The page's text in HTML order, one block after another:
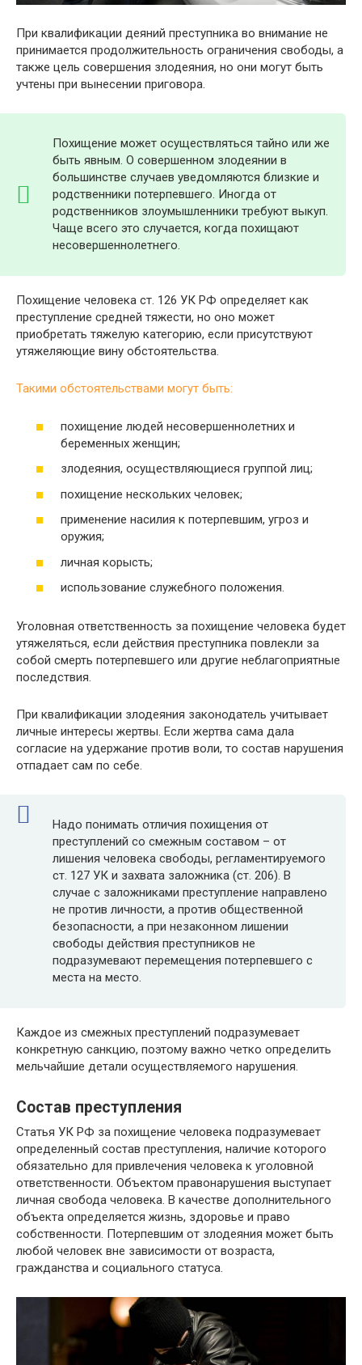
При квалификации деяний преступника во внимание не
принимается продолжительность ограничения свободы, а
также цель совершения злодеяния, но они могут быть
учтены при вынесении приговора.
Похищение может осуществляться тайно или же
быть явным. О совершенном злодеянии в
большинстве случаев уведомляются близкие и
родственники потерпевшего. Иногда от
родственников злоумышленники требуют выкуп.
Чаще всего это случается, когда похищают
несовершеннолетнего.
Похищение человека ст. 126 УК РФ определяет как
преступление средней тяжести, но оно может
приобретать тяжелую категорию, если присутствуют
утяжеляющие вину обстоятельства.
Такими обстоятельствами могут быть:
похищение людей несовершеннолетних и
беременных женщин;
злодеяния, осуществляющиеся группой лиц;
похищение нескольких человек;
применение насилия к потерпевшим, угроз и
оружия;
личная корысть;
использование служебного положения.
Уголовная ответственность за похищение человека будет
утяжеляться, если действия преступника повлекли за
собой смерть потерпевшего или другие неблагоприятные
последствия.
При квалификации злодеяния законодатель учитывает
личные интересы жертвы. Если жертва сама дала
согласие на удержание против воли, то состав нарушения
отпадает сам по себе.
Надо понимать отличия похищения от
преступлений со смежным составом – от
лишения человека свободы, регламентируемого
ст. 127 УК и захвата заложника (ст. 206). В
случае с заложниками преступление направлено
не против личности, а против общественной
безопасности, а при незаконном лишении
свободы действия преступников не
подразумевают перемещения потерпевшего с
места на место.
Каждое из смежных преступлений подразумевает
конкретную санкцию, поэтому важно четко определить
мельчайшие детали осуществляемого нарушения.
Состав преступления
Статья УК РФ за похищение человека подразумевает
определенный состав преступления, наличие которого
обязательно для привлечения человека к уголовной
ответственности. Объектом правонарушения выступает
личная свобода человека. В качестве дополнительного
объекта определяется жизнь, здоровье и право
собственности. Потерпевшим от злодеяния может быть
любой человек вне зависимости от возраста,
гражданства и социального статуса.